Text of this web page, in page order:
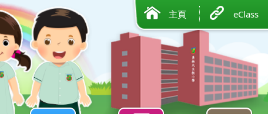
主頁 eClass